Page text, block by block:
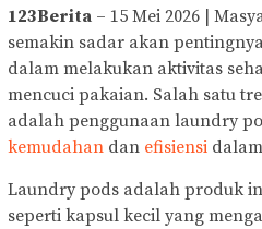
123Berita – 15 Mei 2026 |
semakin sadar akan
dalam melakukan aktivitas
mencuci pakaian. Salah satu
adalah penggunaan laundry
kemudahan dan efisiensi
Laundry pods adalah produk
seperti kapsul kecil yang